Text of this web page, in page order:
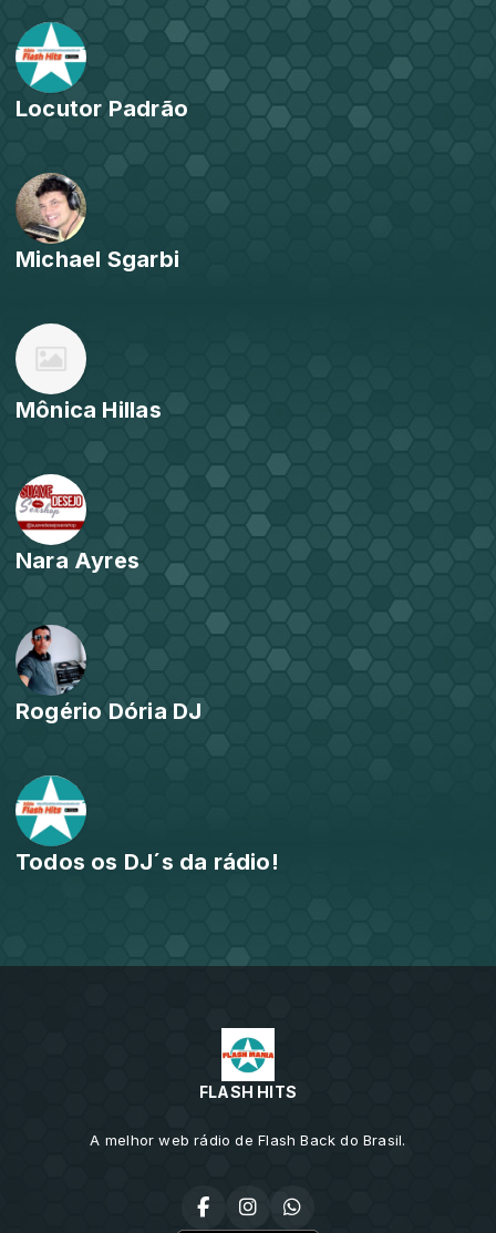
Hoje faz trabalho voltado para a administração da rádio Flash
Hits e atuação nos programas da referida rádio (Dance Mix).
Locutor Padrão
Michael Sgarbi
Mônica Hillas
Nara Ayres
Rogério Dória DJ
Todos os DJ´s da rádio!
FLASH HITS
A melhor web rádio de Flash Back do Brasil.